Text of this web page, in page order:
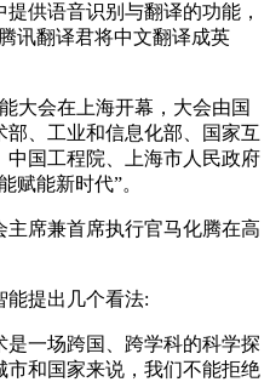
供语音识别与翻译的功能，
讯翻译君将中文翻译成英
会在上海开幕，大会由国
、工业和信息化部、国家互
国工程院、上海市人民政府
赋能新时代”。
席兼首席执行官马化腾在高
提出几个看法:
一场跨国、跨学科的科学探
和国家来说，我们不能拒绝